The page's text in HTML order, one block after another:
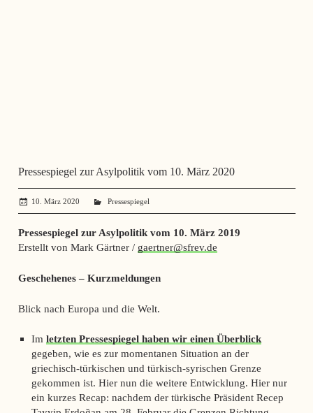
Pressespiegel zur Asylpolitik vom 10. März 2020
10. März 2020 administrator
Pressespiegel
Pressespiegel zur Asylpolitik vom 10. März 2019
Erstellt von Mark Gärtner / gaertner@sfrev.de
Geschehenes – Kurzmeldungen
Blick nach Europa und die Welt.
Im letzten Pressespiegel haben wir einen Überblick
gegeben, wie es zur momentanen Situation an der
griechisch-türkischen und türkisch-syrischen Grenze
gekommen ist. Hier nun die weitere Entwicklung. Hier nur
ein kurzes Recap: nachdem der türkische Präsident Recep